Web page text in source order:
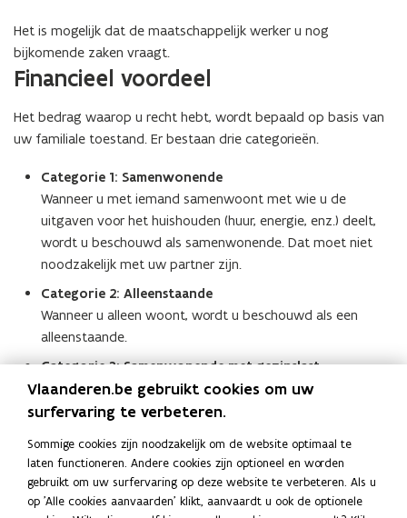
Het is mogelijk dat de maatschappelijk werker u nog
bijkomende zaken vraagt.
Financieel voordeel
Het bedrag waarop u recht hebt, wordt bepaald op basis van
uw familiale toestand. Er bestaan drie categorieën.
Categorie 1: Samenwonende
Wanneer u met iemand samenwoont met wie u de
uitgaven voor het huishouden (huur, energie, enz.) deelt,
wordt u beschouwd als samenwonende. Dat moet niet
noodzakelijk met uw partner zijn.
Categorie 2: Alleenstaande
Wanneer u alleen woont, wordt u beschouwd als een
alleenstaande.
Categorie 3: Samenwonende met gezinslast
Wanneer u minstens één minderjarig, ongehuwd kind ten
laste hebt, wordt u beschouwd als samenwonende met
geldt dit bedrag voor jullie beiden samen.
Meer info
(Equivalent) Leefloon (POD Maatschappelijke
Vlaanderen.be gebruikt cookies om uw
surfervaring te verbeteren.
Sommige cookies zijn noodzakelijk om de website optimaal te
laten functioneren. Andere cookies zijn optioneel en worden
gebruikt om uw surfervaring op deze website te verbeteren. Als u
op 'Alle cookies aanvaarden' klikt, aanvaardt u ook de optionele